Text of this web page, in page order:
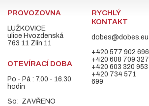
PROVOZOVNA
LUŽKOVICE
ulice Hvozdenská
763 11 Zlín 11
OTEVÍRACÍ DOBA
Po - Pá : 7.00 - 16.30
hodin
So: ZAVŘENO
RYCHLÝ
KONTAKT
dobes@dobes.eu
+420 577 902 696
+420 608 709 327
+420 603 320 953
+420 734 571
699